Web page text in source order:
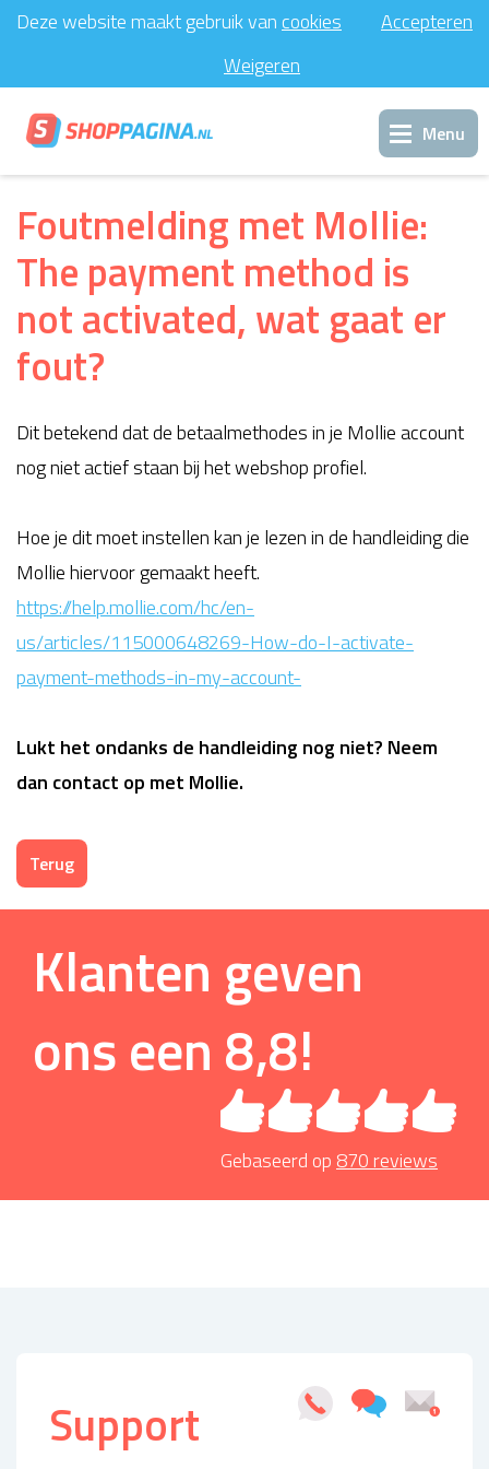
Menu
Foutmelding met Mollie:
The payment method is
not activated, wat gaat er
fout?
Dit betekend dat de betaalmethodes in je Mollie account
nog niet actief staan bij het webshop profiel.
Hoe je dit moet instellen kan je lezen in de handleiding die
Mollie hiervoor gemaakt heeft.
https://help.mollie.com/hc/en-
us/articles/115000648269-How-do-I-activate-
payment-methods-in-my-account-
Lukt het ondanks de handleiding nog niet? Neem
dan contact op met Mollie.
Terug
Klanten geven
ons een8,8!
Gebaseerd op 870reviews
Support
Deze website maakt gebruik vancookies
Accepteren
Weigeren